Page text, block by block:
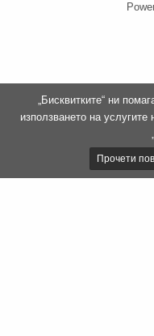
„Бисквитките“ ни
използването на
Прочети